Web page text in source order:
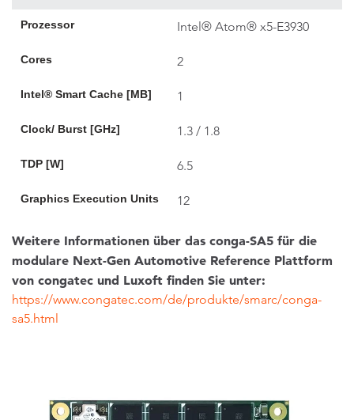
Prozessor Intel® Atom® x5-E3930
Cores 2
Intel® Smart Cache [MB] 1
Clock/ Burst [GHz] 1.3 / 1.8
TDP [W] 6.5
Graphics Execution Units 12
Weitere Informationen über das conga-SA5 für die
modulare Next-Gen Automotive Reference Plattform
von congatec und Luxoft finden Sie unter:
https://www.congatec.com/de/produkte/smarc/conga-
sa5.html